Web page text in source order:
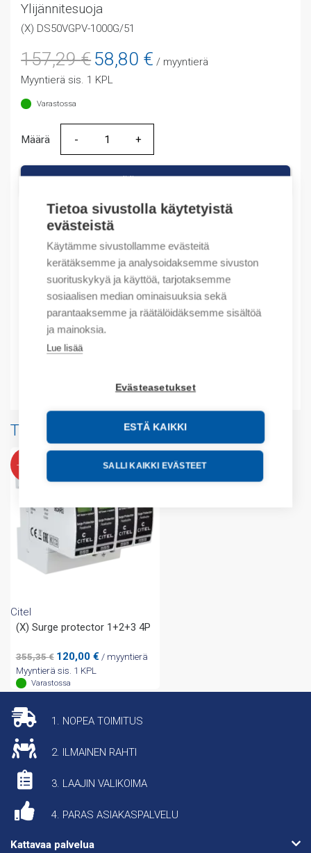
Tietoa sivustolla käytetyistä
evästeistä
Käytämme sivustollamme evästeitä
kerätäksemme ja analysoidaksemme sivuston
suorituskykyä ja käyttöä, tarjotaksemme
sosiaalisen median ominaisuuksia sekä
parantaaksemme ja räätälöidäksemme sisältöä
ja mainoksia.
Lue lisää
Evästeasetukset
ESTÄ KAIKKI
SALLI KAIKKI EVÄSTEET
Ylijännitesuoja
(X) DS50VGPV-1000G/51
157,29€ Alkuperäinen
hinta
oli:
58,80 € hinta
/ myyntierä
Myyntierä sis. 1 KPL
Varastossa
Määrä
Määrä
Tuotekoodit
Tilauskoodi: 481301
Product order number: 481301
Valmistajan tuotenumero: 481301
Lisätiedot
Tuotteita samalta valmistajalta
-67%
Citel
(X) Surge protector 1+2+3 4P
355,35€ Alkuperäinen
hinta
oli:
355,35 €.
120,00 €Nykyinen
120,00 €.
/ myyntierä
Myyntierä sis. 1 KPL
Varastossa
1. NOPEA TOIMITUS
2. ILMAINEN RAHTI
3. LAAJIN VALIKOIMA
4. PARAS ASIAKASPALVELU
Kattavaa palvelua